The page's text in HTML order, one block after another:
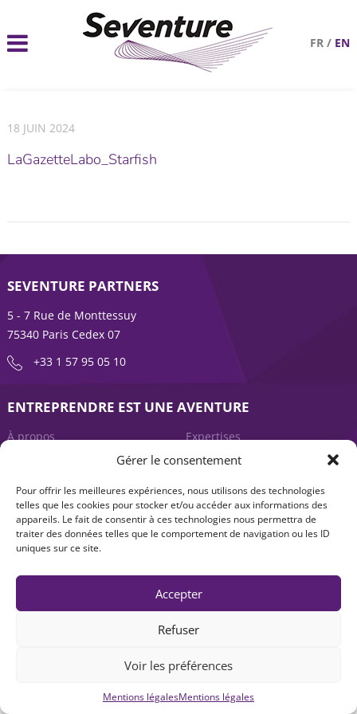
Gérer le consentement
Pour offrir les meilleures expériences, nous utilisons des technologies
telles que les cookies pour stocker et/ou accéder aux informations des
appareils. Le fait de consentir à ces technologies nous permettra de
traiter des données telles que le comportement de navigation ou les ID
uniques sur ce site.
Accepter
Refuser
Voir les préférences
Mentions légalesMentions légales
FR / EN
18 JUIN 2024
LaGazetteLabo_Starfish
SEVENTURE PARTNERS
5 - 7 Rue de Monttessuy
75340 Paris Cedex 07
+33 1 57 95 05 10
ENTREPRENDRE EST UNE AVENTURE
À propos
Expertises
Actualités
Contact